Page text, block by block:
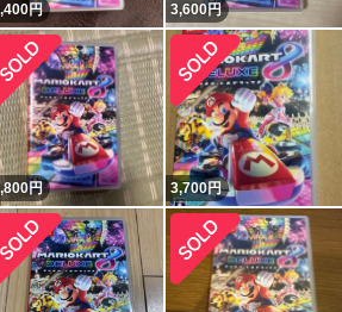
円 3,600円
円 3,700円